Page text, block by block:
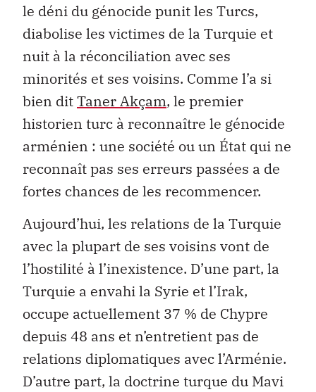
le déni du génocide punit les Turcs,
diabolise les victimes de la Turquie et
nuit à la réconciliation avec ses
minorités et ses voisins. Comme l’a si
bien ditTaner Akçam, le premier
historien turc à reconnaître le génocide
arménien : une société ou un État qui ne
reconnaît pas ses erreurs passées a de
fortes chances de les recommencer.
Aujourd’hui, les relations de la Turquie
avec la plupart de ses voisins vont de
l’hostilité à l’inexistence. D’une part, la
Turquie a envahi la Syrie et l’Irak,
occupe actuellement 37 % de Chypre
depuis 48 ans et n’entretient pas de
relations diplomatiques avec l’Arménie.
D’autre part, la doctrine turque du Mavi